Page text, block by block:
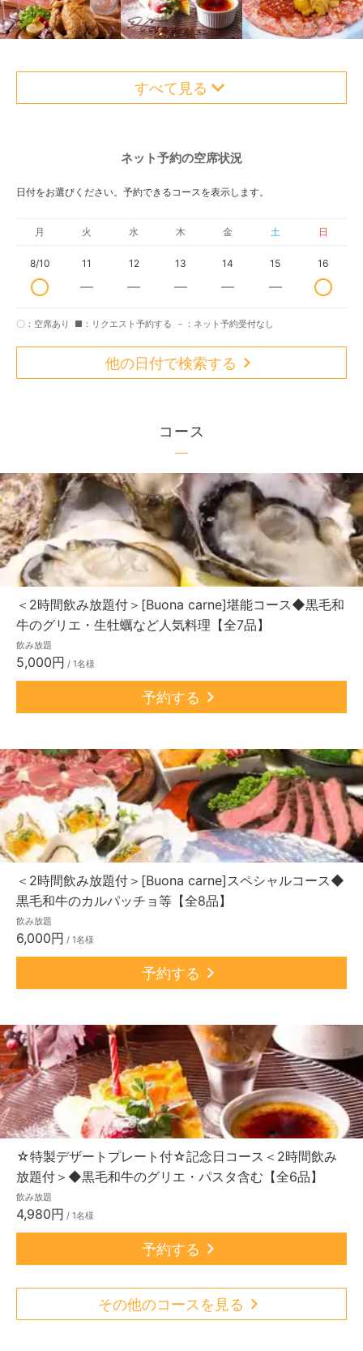
すべて見る
ネット予約の空席状況
日付をお選びください。予約できるコースを表示します。
月 火 水 木 金 土 日
8/10 11 12 13 14 15 16
〇：空席あり ■：リクエスト予約する －：ネット予約受付なし
他の日付で検索する
コース
＜2時間飲み放題付＞[Buona carne]堪能コース◆黒毛和
牛のグリエ・生牡蠣など人気料理【全7品】
飲み放題
5,000円 / 1名様
予約する
＜2時間飲み放題付＞[Buona carne]スペシャルコース◆
黒毛和牛のカルパッチョ等【全8品】
飲み放題
6,000円 / 1名様
予約する
☆特製デザートプレート付☆記念日コース＜2時間飲み
放題付＞◆黒毛和牛のグリエ・パスタ含む【全6品】
飲み放題
4,980円 / 1名様
予約する
その他のコースを見る